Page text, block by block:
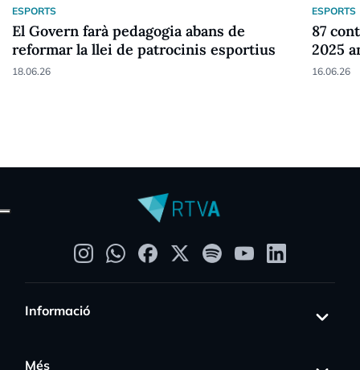
ESPORTS
El Govern farà pedagogia abans de
reformar la llei de patrocinis esportius
18.06.26
ESPORTS
87
2025
16.06.26
Informació
Més